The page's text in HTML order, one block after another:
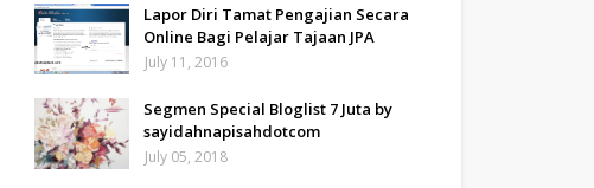
Lapor Diri Tamat Pengajian Secara
Online Bagi Pelajar Tajaan JPA
July 11, 2016
Segmen Special Bloglist 7 Juta by
sayidahnapisahdotcom
July 05, 2018